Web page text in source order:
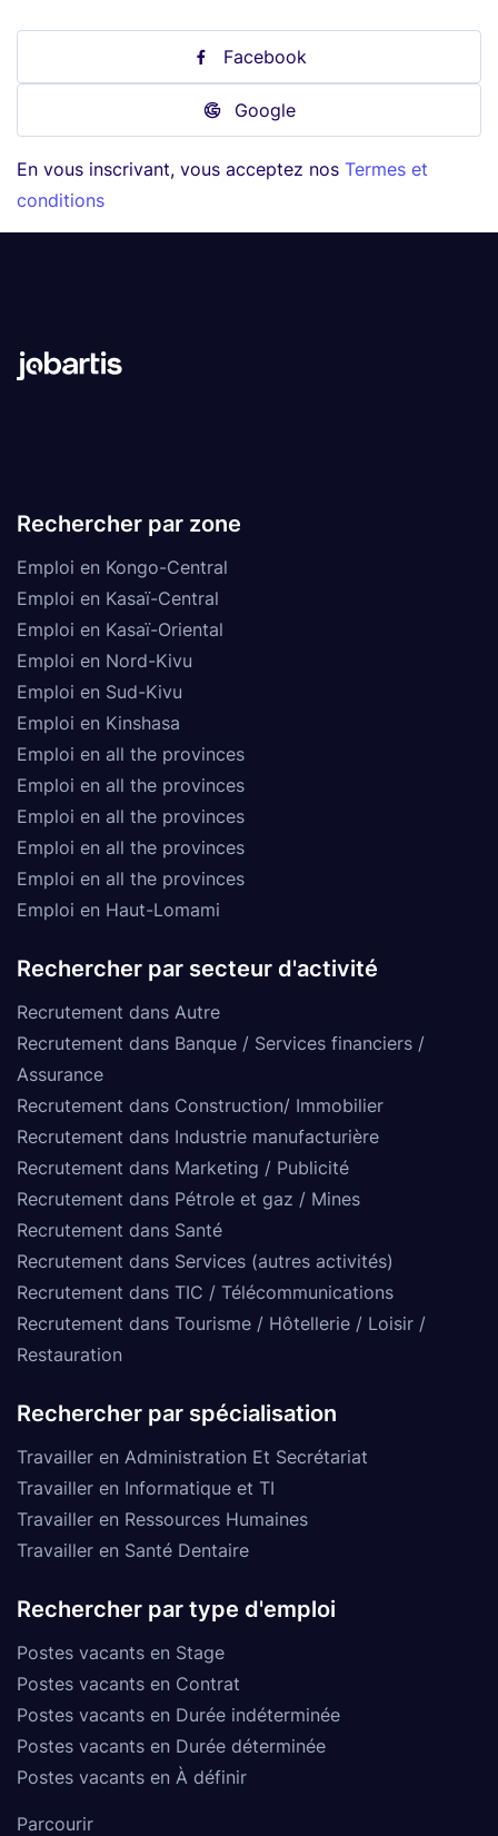
Facebook
Google
En vous inscrivant, vous acceptez nos Termes et
conditions
Rechercher par zone
Emploi en Kongo-Central
Emploi en Kasaï-Central
Emploi en Kasaï-Oriental
Emploi en Nord-Kivu
Emploi en Sud-Kivu
Emploi en Kinshasa
Emploi en all the provinces
Emploi en all the provinces
Emploi en all the provinces
Emploi en all the provinces
Emploi en all the provinces
Emploi en Haut-Lomami
Rechercher par secteur d'activité
Recrutement dans Autre
Recrutement dans Banque / Services financiers /
Assurance
Recrutement dans Construction/ Immobilier
Recrutement dans Industrie manufacturière
Recrutement dans Marketing / Publicité
Recrutement dans Pétrole et gaz / Mines
Recrutement dans Santé
Recrutement dans Services (autres activités)
Recrutement dans TIC / Télécommunications
Recrutement dans Tourisme / Hôtellerie / Loisir /
Restauration
Rechercher par spécialisation
Travailler en Administration Et Secrétariat
Travailler en Informatique et TI
Travailler en Ressources Humaines
Travailler en Santé Dentaire
Rechercher par type d'emploi
Postes vacants en Stage
Postes vacants en Contrat
Postes vacants en Durée indéterminée
Postes vacants en Durée déterminée
Postes vacants en À définir
Parcourir